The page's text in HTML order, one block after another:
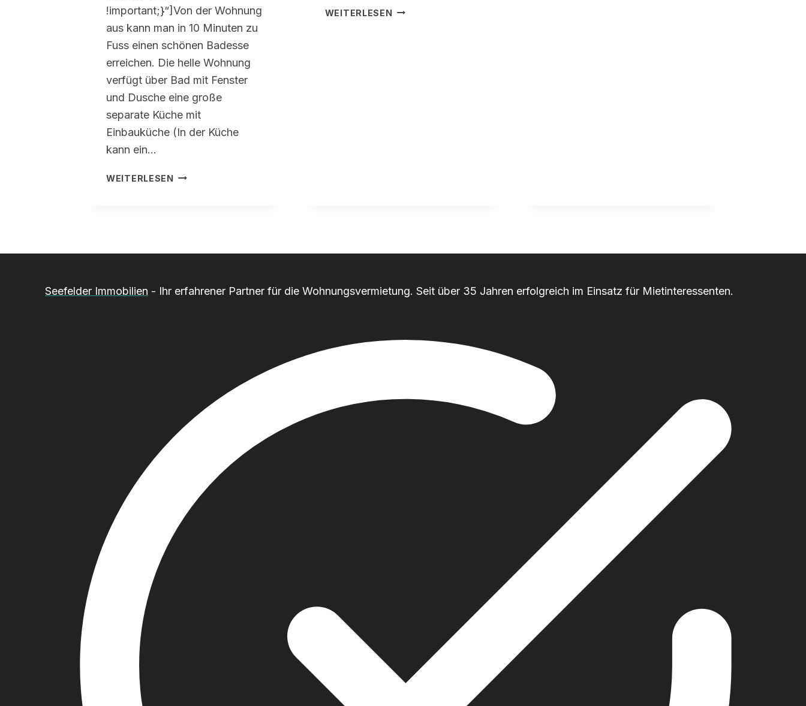
!important;}“]Von der Wohnung
aus kann man in 10 Minuten zu
Fuss einen schönen Badesse
erreichen. Die helle Wohnung
verfügt über Bad mit Fenster
und Dusche eine große
separate Küche mit
Einbauküche (In der Küche
kann ein…
WEITERLESENWHG
WEITERLESENREFERENZ
Seefelder Immobilien - Ihr erfahrener Partner für die Wohnungsvermietung. Seit über 35 Jahren erfolgreich im Einsatz für Mietinteressenten.